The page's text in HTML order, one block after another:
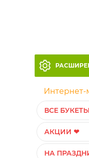
Интернет-
ВСЕ БУКЕТЫ
АКЦИИ ❤
НА